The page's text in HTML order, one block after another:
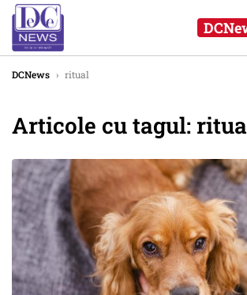
DCNews › ritual
Articole cu tagul: